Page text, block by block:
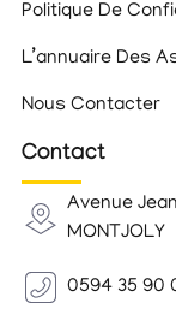
Politique De
L’annuaire Des
Nous Contacter
Contact
Avenue
MONTJOLY
0594 35 90